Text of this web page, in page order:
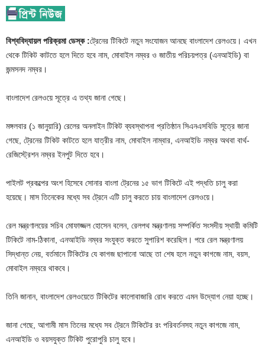
বিশ্ববিদ্যায়ল পরিক্রমা ডেস্ক :ট্রেনের টিকিটে নতুন সংযোজন আনছে বাংলাদেশ রেলওয়ে। এখন
থেকে টিকিট কাটতে হলে দিতে হবে নাম, মোবাইল নম্বর ও জাতীয় পরিচয়পত্র (এনআইডি) বা
জন্মসনদ নম্বর।
বাংলাদেশ রেলওয়ে সূত্রে এ তথ্য জানা গেছে।
মঙ্গলবার (১ জানুয়ারি) রেলের অনলাইন টিকিট ব্যবস্থাপনা প্রতিষ্ঠান সিএনএসবিডি সূত্রে জানা
গেছে, ট্রেনের টিকিট কাটতে হলে যাত্রীর নাম, মোবাইল নাম্বার, এনআইডি নম্বর অথবা বার্থ-
রেজিস্ট্রেশন নম্বর ইনপুট দিতে হবে।
পাইলট প্রকল্পের অংশ হিসেবে সোনার বাংলা ট্রেনের ১৫ ভাগ টিকিটে এই পদ্ধতি চালু করা
হয়েছে। মাস তিনেকের মধ্যে সব ট্রেনে এটি চালু করতে চায় বাংলাদেশ রেলওয়ে।
রেল মন্ত্রণালয়ের সচিব মোফাজ্জল হোসেন বলেন, রেলপথ মন্ত্রণালয় সম্পর্কিত সংসদীয় স্থায়ী কমিটি
টিকিটে নাম-ঠিকানা, এনআইডি নম্বর সংযুক্ত করতে সুপারিশ করেছিল। পরে রেল মন্ত্রণালয়
সিদ্ধান্ত নেয়, বর্তমানে টিকিটের যে কাগজ ছাপানো আছে তা শেষ হলে নতুন কাগজে নাম, বয়স,
মোবাইল নম্বরে থাকবে।
তিনি জানান, বাংলাদেশ রেলওয়েতে টিকিটের কালোবাজারি রোধ করতে এমন উদ্যোগ নেয়া হচ্ছে।
জানা গেছে, আগামী মাস তিনের মধ্যে সব ট্রেনে টিকিটের রং পরিবর্তনসহ নতুন কাগজে নাম,
এনআইডি ও বয়সযুক্ত টিকিট পুরোপুরি চালু হবে।